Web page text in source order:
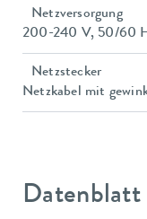
Netzversorgung
200-240 V, 50/60
Netzstecker
Netzkabel mit
Datenblatt